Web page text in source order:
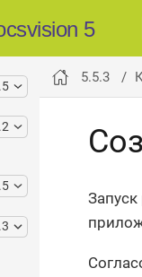
5
5.5.3